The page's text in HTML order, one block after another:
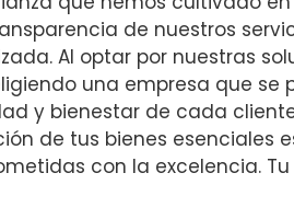
de nuestros
Al optar por nuestras
una empresa que se
y bienestar de cada
de tus bienes esenciales
con la excelencia.